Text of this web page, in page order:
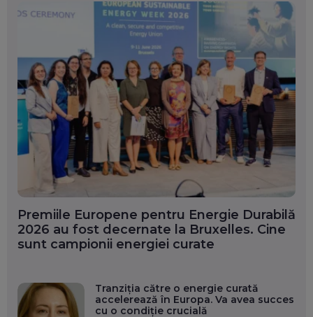
Premiile Europene pentru Energie Durabilă
2026 au fost decernate la Bruxelles. Cine
sunt campionii energiei curate
Tranziția către o energie curată
accelerează în Europa. Va avea succes
cu o condiție crucială